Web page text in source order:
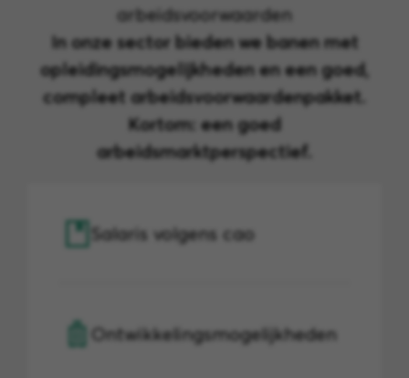
arbeidsvoorwaarden
In onze sector bieden we banen met
opleidingsmogelijkheden en een goed,
compleet arbeidsvoorwaardenpakket.
Kortom: een goed
arbeidsmarktperspectief.
Salaris volgens cao
Ontwikkelingsmogelijkheden